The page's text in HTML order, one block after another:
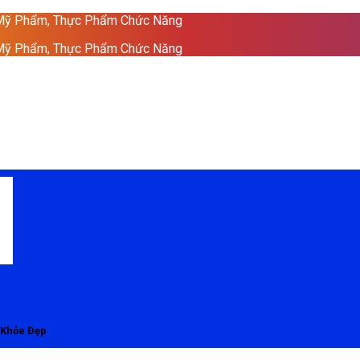
Phẩm, Thực Phẩm Chức Năng
Phẩm, Thực Phẩm Chức Năng
Đẹp